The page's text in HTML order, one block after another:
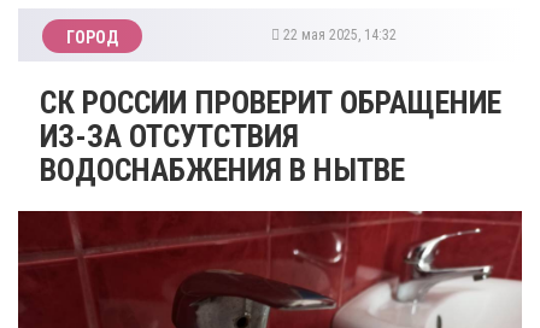
ГОРОД 22 мая 2025, 14:32
СК РОССИИ ПРОВЕРИТ ОБРАЩЕНИЕ
ИЗ-ЗА ОТСУТСТВИЯ
ВОДОСНАБЖЕНИЯ В НЫТВЕ